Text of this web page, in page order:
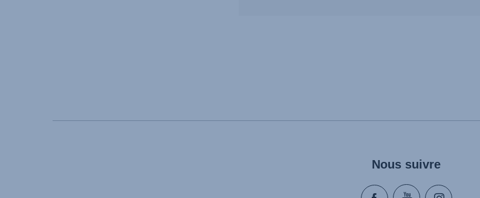
Nous suivre